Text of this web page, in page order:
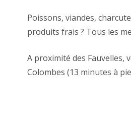
Poissons, viandes,
produits frais ? Tous les
A proximité des Fauvelles,
Colombes (13 minutes à